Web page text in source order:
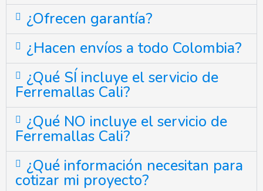
¿Ofrecen garantía?
¿Hacen envíos a todo Colombia?
¿Qué SÍ incluye el servicio de
Ferremallas Cali?
¿Qué NO incluye el servicio de
Ferremallas Cali?
¿Qué información necesitan para
cotizar mi proyecto?